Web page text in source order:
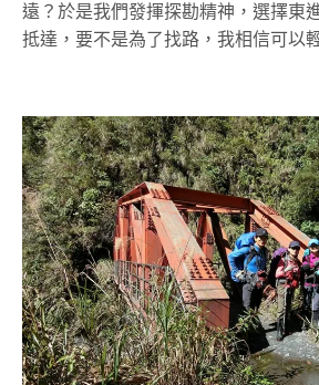
遠？於是我們發揮探勘精神，選擇東
抵達，要不是為了找路，我相信可以